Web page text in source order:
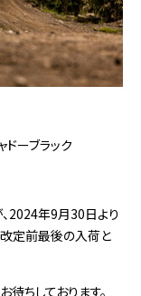
ーブラック
2024年9月30日より
定前最後の入荷と
ちしております。